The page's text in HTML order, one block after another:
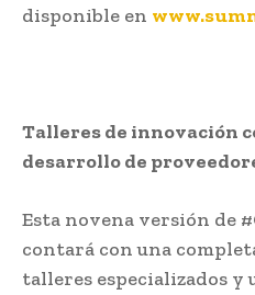
disponible en
Talleres de innovación
desarrollo de
Esta novena versión de
contará con una
talleres especializados y